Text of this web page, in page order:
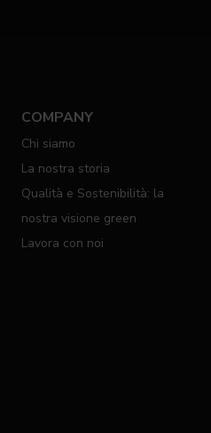
COMPANY
Chi siamo
La nostra storia
Qualità e Sostenibilità: la
nostra visione green
Lavora con noi